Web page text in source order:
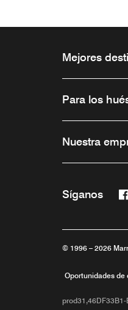
Mejores
Para los
Nuestra
Síganos
© 1996 – 2026
Oportunidades de